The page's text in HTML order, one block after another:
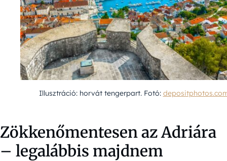
Illusztráció: horvát tengerpart. Fotó:
Zökkenőmentesen az Adriára
– legalábbis majdnem